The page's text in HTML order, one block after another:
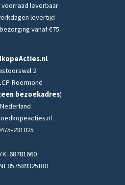
voorraad leverbaar
levertijd
vanaf €75
2
Roermond
bezoekadres)
Nederland
231025
68781660